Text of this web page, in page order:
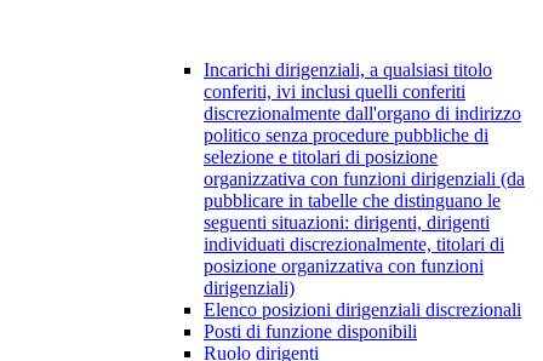
Incarichi dirigenziali, a qualsiasi titolo
conferiti, ivi inclusi quelli conferiti
discrezionalmente dall'organo di indirizzo
politico senza procedure pubbliche di
selezione e titolari di posizione
organizzativa con funzioni dirigenziali (da
pubblicare in tabelle che distinguano le
seguenti situazioni: dirigenti, dirigenti
individuati discrezionalmente, titolari di
posizione organizzativa con funzioni
dirigenziali)
Elenco posizioni dirigenziali discrezionali
Posti di funzione disponibili
Ruolo dirigenti